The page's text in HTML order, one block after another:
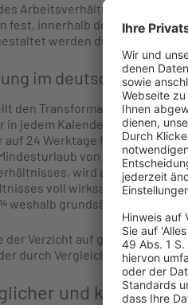
Arbeitsverhältnisses
fest, innerhalb dessen
werden dürfen.
im deutschen
den Transformationsakt der
in jedem Kalenderjahr
auf 24 Werktage fest, was bei
von vier Wochen
wird aber nach § 4
voll wirksam. Der
14 weshalb grundsätzlich jede
der Verzicht auf gesetzlichen
durch Vergleichsvertrag
und